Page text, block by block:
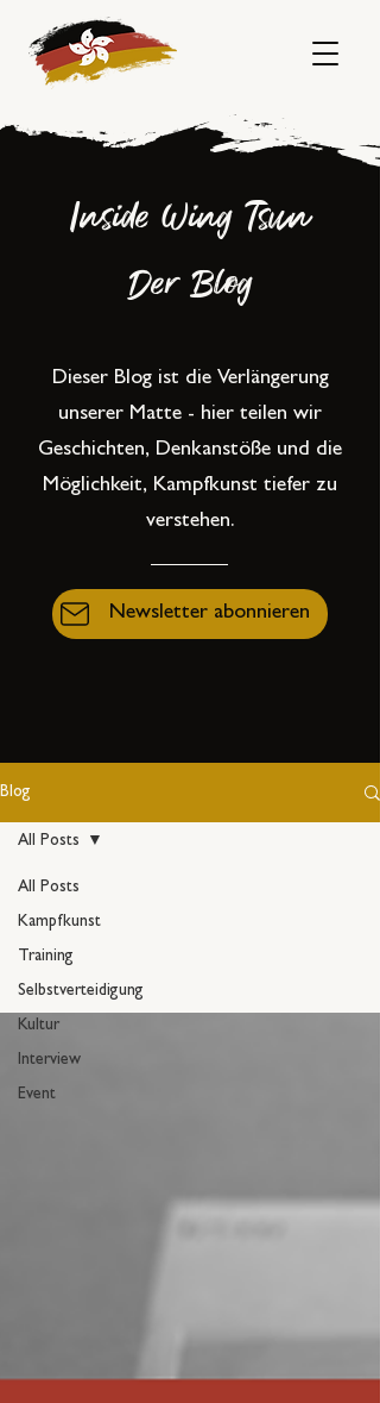
Inside Wing Tsun
Der Blog
Dieser Blog ist die Verlängerung
unserer Matte - hier teilen wir
Geschichten, Denkanstöße und die
Möglichkeit, Kampfkunst tiefer zu
verstehen.
Newsletter abonnieren
Blog
All Posts
Kampfkunst
Training
Selbstverteidigung
Kultur
Interview
Event
All Posts
All Posts